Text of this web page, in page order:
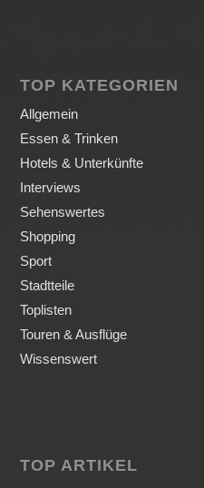
TOP KATEGORIEN
Allgemein
Essen & Trinken
Hotels & Unterkünfte
Interviews
Sehenswertes
Shopping
Sport
Stadtteile
Toplisten
Touren & Ausflüge
Wissenswert
TOP ARTIKEL